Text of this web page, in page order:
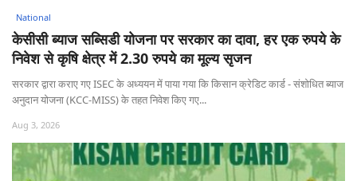
केसीसी ब्याज सब्सिडी योजना पर सरकार का दावा, हर एक रुपये के
निवेश से कृषि क्षेत्र में 2.30 रुपये का मूल्य सृजन
सरकार द्वारा कराए गए ISEC के अध्ययन में पाया गया कि किसान क्रेडिट कार्ड - संशोधित ब्याज
अनुदान योजना (KCC-MISS) के तहत निवेश किए गए...
Aug 3, 2026
National